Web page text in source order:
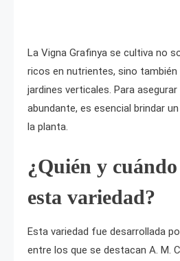
La Vigna Grafinya se cultiva no
ricos en nutrientes, sino
jardines verticales. Para
abundante, es esencial brindar
la planta.
¿Quién y cuándo
esta variedad?
Esta variedad fue desarrollada
entre los que se destacan A. М.